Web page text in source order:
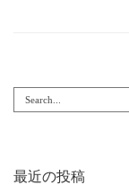
最近の投稿